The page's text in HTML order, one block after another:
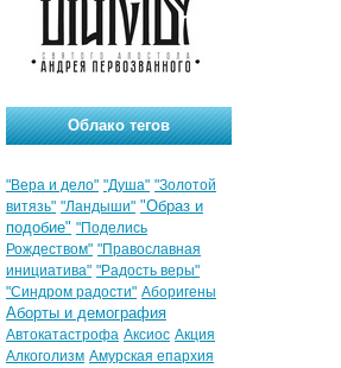
Облако тегов
"Вера и дело" "Душа" "Золотой
витязь" "Ландыши" "Образ и
подобие" "Поделись
Рождеством" "Православная
инициатива" "Радость веры"
"Синдром радости" Аборигены
Аборты и демография
Автокатастрофа Аксиос Акция
Алкоголизм Амурская епархия